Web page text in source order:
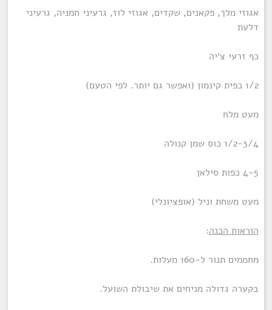
אגוזי מלך, פקאנים, שקדים, אגוזי לוז, גרעיני חמניה, גרעיני
דלעת
כף זרעי צ׳יה
1/2 כפית קינמון (ואפשר גם יותר. לפי הטעם)
מעט מלח
1/2-3/4 כוס שמן קנולה
4-5 כפות סילאן
מעט משחת וניל (אופציונלי)
הוראות הכנה:
מחממים תנור ל-160 מעלות.
בקערה גדולה מניחים את שיבולת השועל.